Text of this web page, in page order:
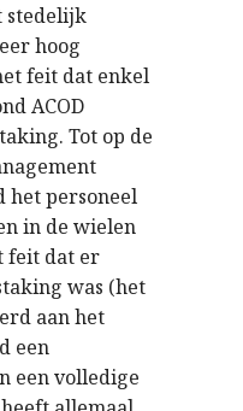
stedelijk
hoog
feit dat enkel
ACOD
Tot op de
het personeel
in de wielen
feit dat er
was (het
aan het
een
een volledige